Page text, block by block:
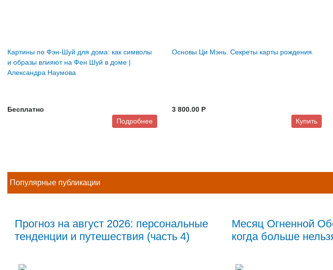
Картины по Фэн-Шуй для дома: как символы
и образы влияют на Фен Шуй в доме |
Александра Наумова
Бесплатно
Подробнее
Основы Ци Мэнь. Секреты карты рождения.
3 800.00 P
Купить
Популярные публикации
Прогноз на август 2026: персональные
тенденции и путешествия (часть 4)
Месяц Огненной
когда больше